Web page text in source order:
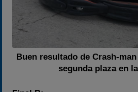
Buen resultado de Crash-
segunda plaza en